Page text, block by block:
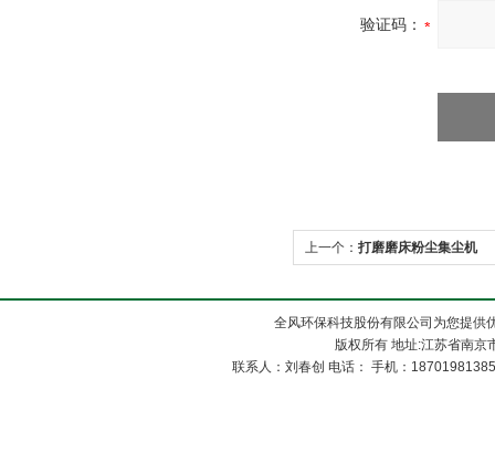
验证码：
上一个： 打磨磨床粉尘集尘机
全风环保科技股份有限公司为您提供
版权所有 地址:江苏省南
联系人：刘春创 电话： 手机：